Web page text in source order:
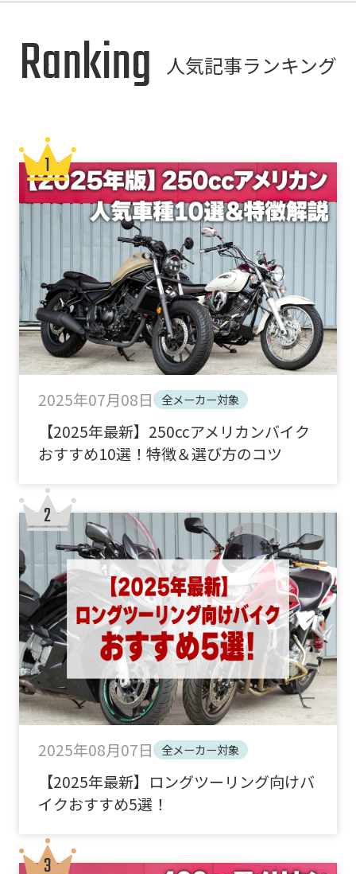
Ranking 人気記事ランキング
2025年07月08日 全メーカー対象
【2025年最新】250ccアメリカンバイク
おすすめ10選！特徴＆選び方のコツ
2025年08月07日 全メーカー対象
【2025年最新】ロングツーリング向けバ
イクおすすめ5選！